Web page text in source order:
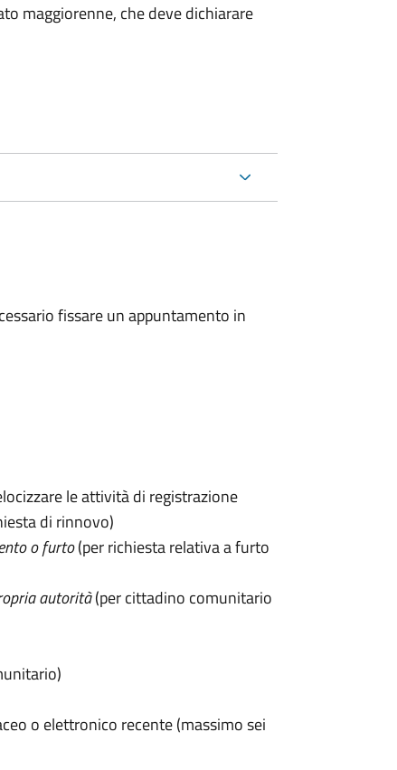
maggiorenne, che deve dichiarare
fissare un appuntamento in
le attività di registrazione
di rinnovo)
o furto(per richiesta relativa a furto
autorità(per cittadino comunitario
o elettronico recente (massimo sei